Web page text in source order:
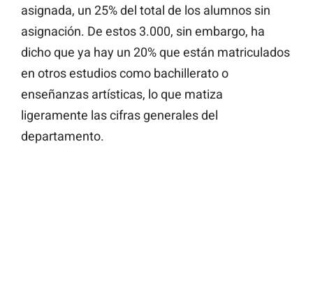
asignada, un 25% del total de los alumnos sin
asignación. De estos 3.000, sin embargo, ha
dicho que ya hay un 20% que están matriculados
en otros estudios como bachillerato o
enseñanzas artísticas, lo que matiza
ligeramente las cifras generales del
departamento.